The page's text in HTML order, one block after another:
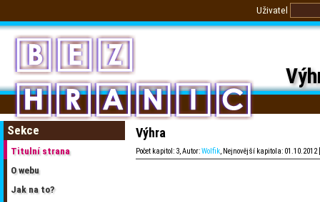
Uživatel
Sekce
Titulní strana
O webu
Jak na to?
Výhra
Počet kapitol: 3, Autor:Wolfik, Nejnovější kapitola: 01.10.2012